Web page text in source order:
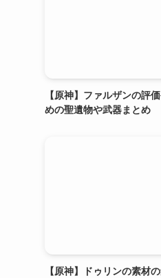
【原神】ファルザンの評
めの聖遺物や武器まとめ
【原神】ドゥリンの素材